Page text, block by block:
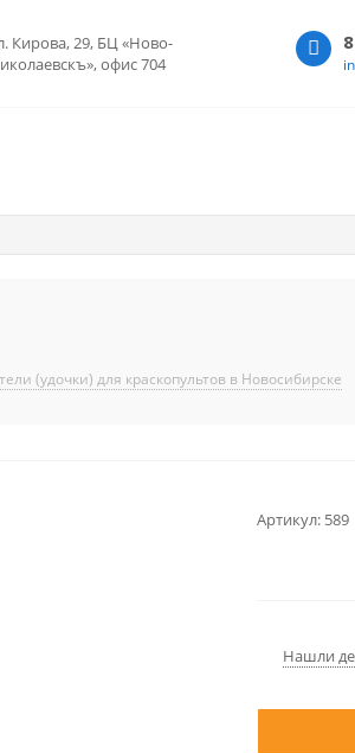
Кирова, 29, БЦ «Ново-
офис 704
(удочки) для краскопультов в Новосибирске
Артикул: 589
Нашли